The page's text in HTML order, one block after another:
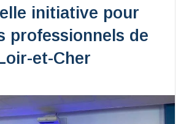
initiative pour
professionnels de
et-Cher